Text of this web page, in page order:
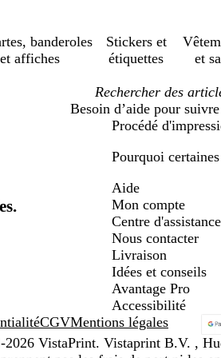
banderoles
et affiches
Stickers et
étiquettes
et
Besoin d’aide pour
Procédé
Pourquoi
Aide
Mon compte
Centre d'assistance
Nous contacter
Livraison
Idées et conseils
Avantage Pro
Accessibilité
CGVMentions légales
VistaPrint. Vistaprint B.V. ,